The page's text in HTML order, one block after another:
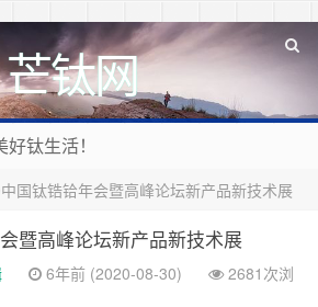
芒钛网
钛生活！
国钛锆铪年会暨高峰论坛新产品新技术展
暨高峰论坛新产品新技术展
6年前 (2020-08-30)
2681次浏